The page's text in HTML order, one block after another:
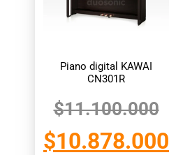
Piano digital KAWAI
CN301R
$11.100.000
$10.878.000